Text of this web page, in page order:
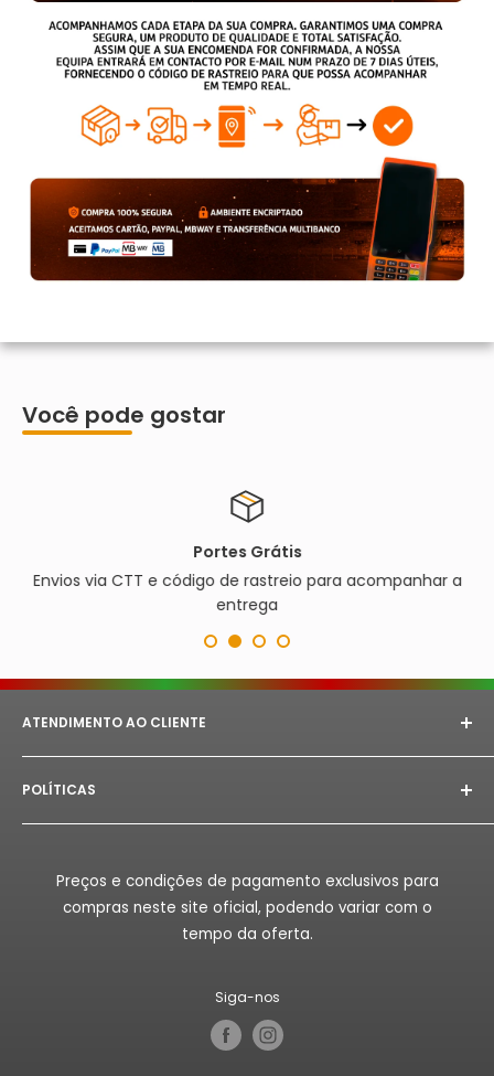
Você pode gostar
Portes Grátis
Envios via CTT e código de rastreio para acompanhar a
entrega
ATENDIMENTO AO CLIENTE
E-mail:astorept@outlook.com
Whatsapp:
Horário de Atendimento:Segunda à Sex das 08h as
POLÍTICAS
Aviso Legal
Politica de Reembolso
Preços e condições de pagamento exclusivos para
compras neste site oficial, podendo variar com o
tempo da oferta.
Siga-nos